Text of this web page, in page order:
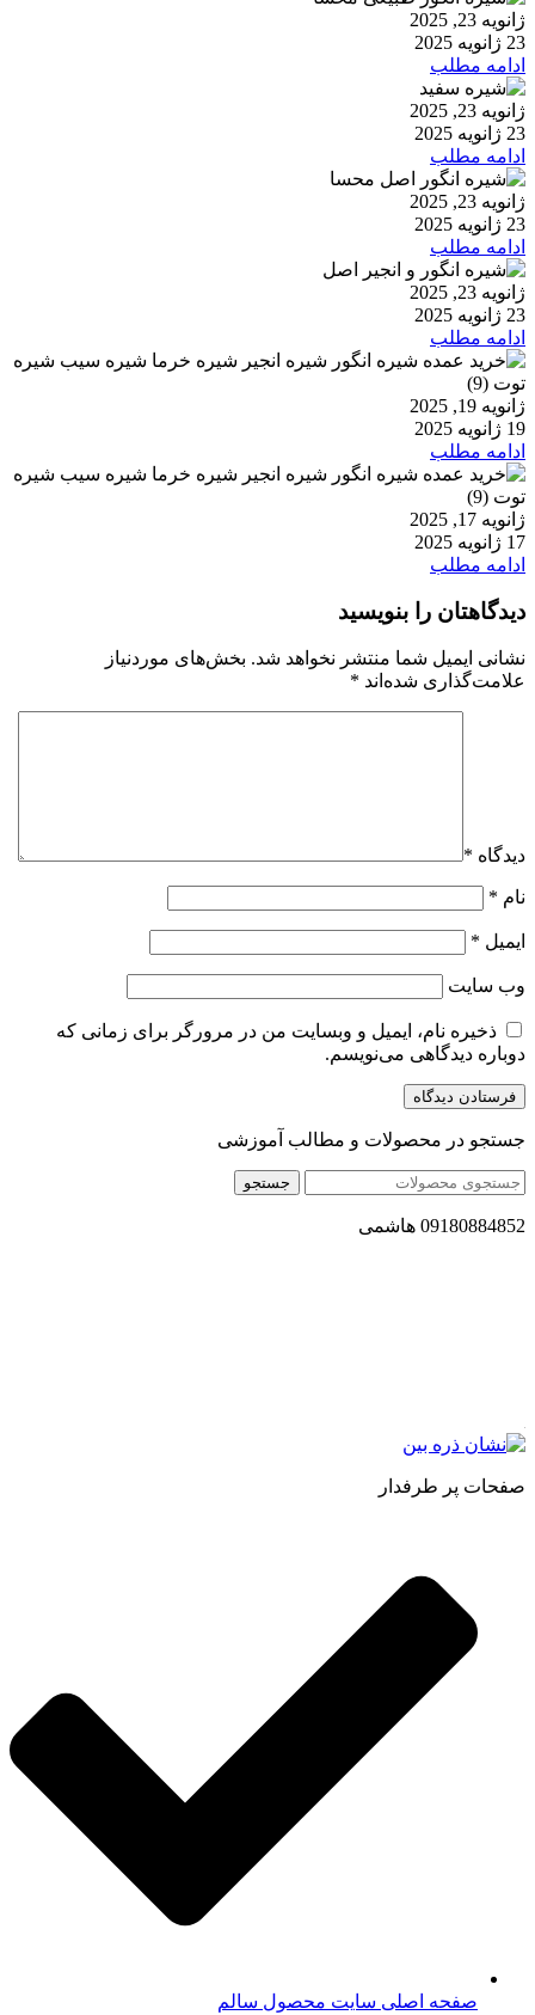
ژانویه 23, 2025
23 ژانویه 2025
ادامه مطلب
ژانویه 23, 2025
23 ژانویه 2025
ادامه مطلب
ژانویه 23, 2025
23 ژانویه 2025
ادامه مطلب
ژانویه 23, 2025
23 ژانویه 2025
ادامه مطلب
ژانویه 19, 2025
19 ژانویه 2025
ادامه مطلب
ژانویه 17, 2025
17 ژانویه 2025
ادامه مطلب
دیدگاهتان را بنویسید
نشانی ایمیل شما منتشر نخواهد شد. بخش‌های موردنیاز
علامت‌گذاری شده‌اند *
دیدگاه *
نام *
ایمیل *
وب‌ سایت
ذخیره نام، ایمیل و وبسایت من در مرورگر برای زمانی که
دوباره دیدگاهی می‌نویسم.
جستجو در محصولات و مطالب آموزشی
جستجو
09180884852 هاشمی
صفحات پر طرفدار
صفحه اصلی سایت محصول سالم